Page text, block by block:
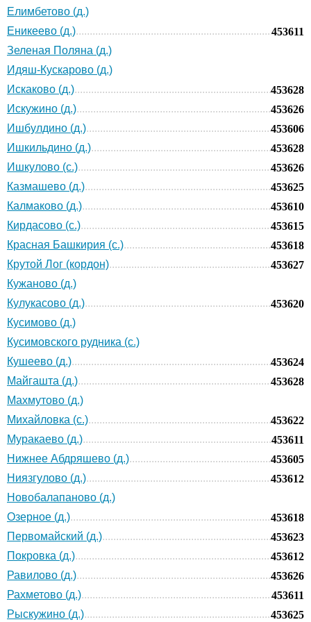
Елимбетово (д.)
Еникеево (д.)
453611
Зеленая Поляна (д.)
Идяш-Кускарово (д.)
Искаково (д.)
453628
Искужино (д.)
453626
Ишбулдино (д.)
453606
Ишкильдино (д.)
453628
Ишкулово (с.)
453626
Казмашево (д.)
453625
Калмаково (д.)
453610
Кирдасово (с.)
453615
Красная Башкирия (с.)
453618
Крутой Лог (кордон)
453627
Кужаново (д.)
Кулукасово (д.)
453620
Кусимово (д.)
Кусимовского рудника (с.)
Кушеево (д.)
453624
Майгашта (д.)
453628
Махмутово (д.)
Михайловка (с.)
453622
Муракаево (д.)
453611
Нижнее Абдряшево (д.)
453605
Ниязгулово (д.)
453612
Новобалапаново (д.)
Озерное (д.)
453618
Первомайский (д.)
453623
Покровка (д.)
453612
Равилово (д.)
453626
Рахметово (д.)
453611
Рыскужино (д.)
453625